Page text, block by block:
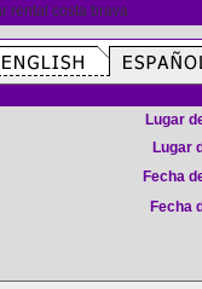
Lugar
Lugar
Fecha
Fecha